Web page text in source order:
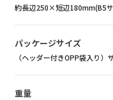
約長辺250×短辺180mm(B5
パッケージサイズ
（ヘッダー付きOPP袋入り
重量